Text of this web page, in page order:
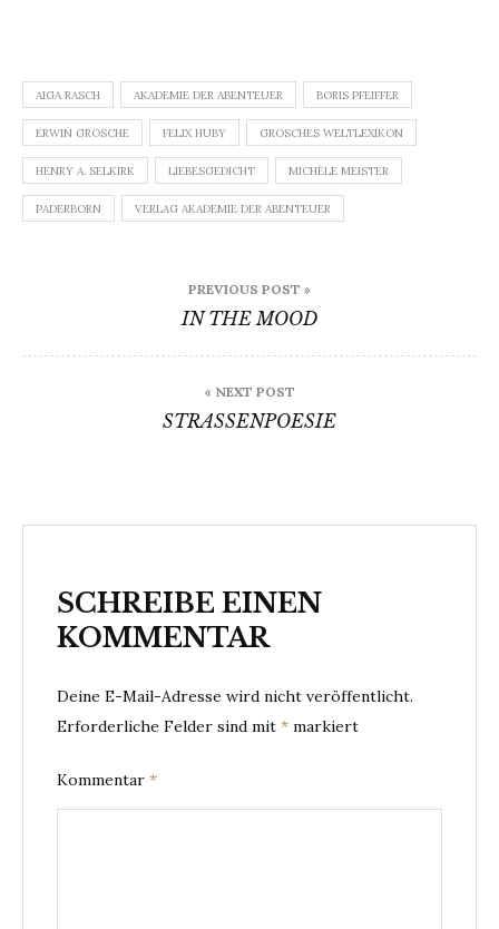
AIGA RASCH AKADEMIE DER ABENTEUER BORIS PFEIFFER
ERWIN GROSCHE FELIX HUBY GROSCHES WELTLEXIKON
HENRY A. SELKIRK LIEBESGEDICHT MICHÈLE MEISTER
PADERBORN VERLAG AKADEMIE DER ABENTEUER
PREVIOUS POST »
IN THE MOOD
« NEXT POST
STRASSENPOESIE
SCHREIBE EINEN
KOMMENTAR
Deine E-Mail-Adresse wird nicht veröffentlicht.
Erforderliche Felder sind mit * markiert
Kommentar *